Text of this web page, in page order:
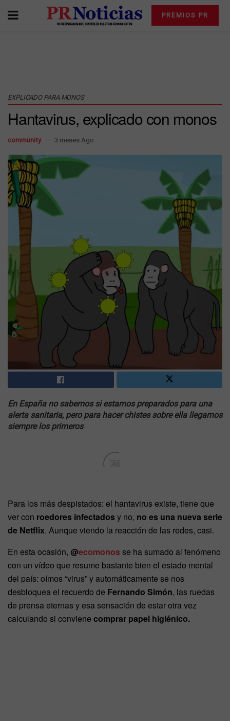
PREMIOS PR
EXPLICADO PARA MONOS
Hantavirus, explicado con monos
community 3 meses Ago
En España no sabemos si estamos preparados para una
alerta sanitaria, pero para hacer chistes sobre ella llegamos
siempre los primeros
Ad
Para los más despistados: el hantavirus existe, tiene que
ver con roedores infectados y no, no es una nueva serie
de Netflix. Aunque viendo la reacción de las redes, casi.
En esta ocasión, @ecomonos se ha sumado al fenómeno
con un vídeo que resume bastante bien el estado mental
del país: oímos “virus” y automáticamente se nos
desbloquea el recuerdo de Fernando Simón, las ruedas
de prensa eternas y esa sensación de estar otra vez
calculando si conviene comprar papel higiénico.